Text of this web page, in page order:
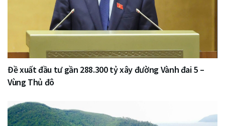
Đề xuất đầu tư gần 288.300 tỷ xây đường Vành đai 5 –
Vùng Thủ đô